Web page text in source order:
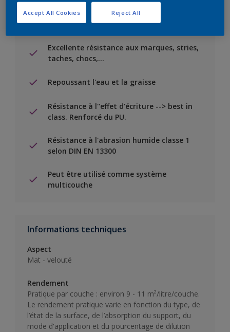
Excellente résistance aux marques, stries,
taches, chocs,…
Repoussant l'eau et la graisse
Résistance à l''effet d'écriture --> best in
class. Renforcé du PU.
Résistance à l'abrasion humide classe 1
selon DIN EN 13300
Peut être utilisé comme système
multicouche
Informations techniques
Aspect
Mat - velouté
Rendement
Pratique par couche : environ 9 - 11 m²/litre/couche.
Le rendement pratique varie en fonction du type, de
l’état de la surface, de l’absorption du support, du
mode d'application et du pourcentage de dilution
Reject All
Accept All Cookies